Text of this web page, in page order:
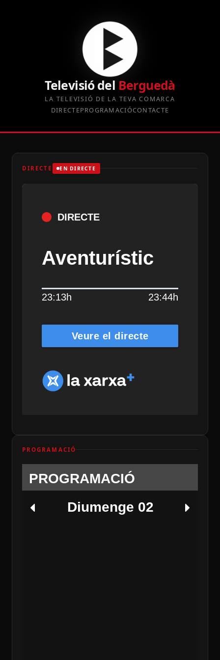
Televisió del Berguedà
LA TELEVISIÓ DE LA TEVA COMARCA
DIRECTEPROGRAMACIÓCONTACTE
DIRECTE EN DIRECTE
DIRECTE
Aventurístic
23:13h 23:44h
Veure el directe
PROGRAMACIÓ
PROGRAMACIÓ
Diumenge 02